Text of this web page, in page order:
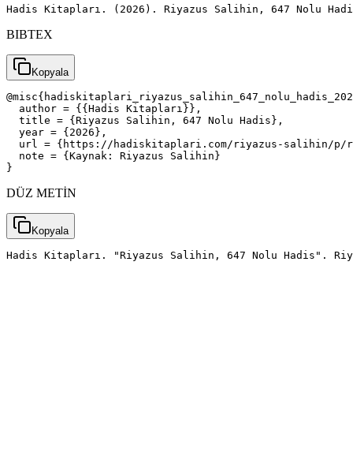
Hadis Kitapları. (2026). Riyazus Salihin, 647 Nolu
BIBTEX
Kopyala
  author = {{Hadis Kitapları}},
  title = {Riyazus Salihin, 647 Nolu Hadis},
  year = {2026},
url = {https://hadiskitaplari.com/riyazus-salihin/
  note = {Kaynak: Riyazus Salihin}
}
DÜZ METİN
Kopyala
Hadis Kitapları. "Riyazus Salihin, 647 Nolu Hadis".